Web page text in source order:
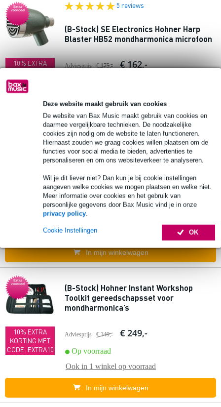
Deze website maakt gebruik van cookies
De website van Bax Music maakt gebruik van cookies en
daarmee vergelijkbare technieken. De noodzakelijke
cookies zijn nodig om de website te laten functioneren.
Hiernaast zouden we graag cookies willen plaatsen om de
functies voor social media te bieden, advertenties te
personaliseren en om ons websiteverkeer te analyseren.
Wil je dit liever niet? Dan kun je bij cookie instellingen
aangeven welke cookies we mogen plaatsen en welke niet.
Meer informatie over cookies en het gebruik van
persoonlijke gegevens door Bax Music vind je in onze
privacy policy.
OK
Cookie Instellingen
Extra
voordeel
10% EXTRA
CODE: EXTRA10
5 reviews
(B-Stock) SE Electronics Hohner Harp
Blaster HB52 mondharmonica microfoon
Adviesprijs € 175,- € 162,-
In mijn winkelwagen
10% EXTRA
KORTING MET
CODE: EXTRA10
10 reviews
Adviesprijs € 280,- € 199,-
Op voorraad
Ook in1 winkel
In mijn winkelwagen
Extra
voordeel
10% EXTRA
KORTING MET
CODE: EXTRA10
(B-Stock) Hohner Instant Workshop
Toolkit gereedschapsset voor
mondharmonica’s
Adviesprijs € 349,- € 249,-
Op voorraad
Ook in 1 winkel op voorraad
In mijn winkelwagen